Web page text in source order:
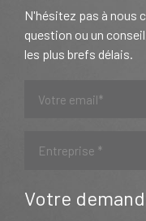
N'hésitez pas à nous
question ou un
les plus brefs délais.
Votre